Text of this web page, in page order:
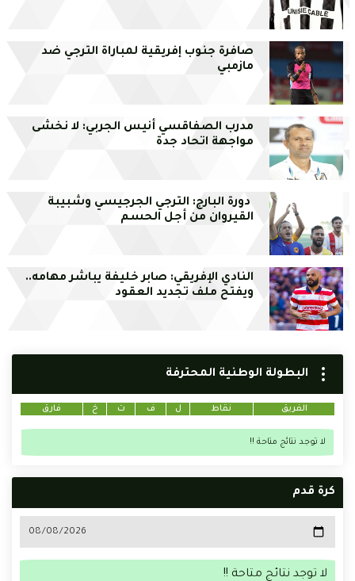
صافرة جنوب إفريقية لمباراة الترجي ضد
مازمبي
مدرب الصفاقسي أنيس الجربي: لا نخشى
مواجهة اتحاد جدة
دورة البارج: الترجي الجرجيسي وشبيبة
القيروان من أجل الحسم
النادي الإفريقي: صابر خليفة يباشر مهامه..
ويفتح ملف تجديد العقود
البطولة الوطنية المحترفة
الفريق نقاط ل ف ت خ فارق
لا توجد نتائج متاحة !!
كرة قدم
لا توجد نتائج متاحة !!